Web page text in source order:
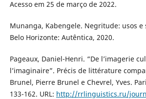
Acesso em 25 de março de 2022.
Munanga, Kabengele. Negritude: usos e
Belo Horizonte: Autêntica, 2020.
Pageaux, Daniel-Henri. “De l’imagerie
l’imaginaire”. Précis de littérature
Brunel, Pierre Brunel e Chevrel, Yves.
133-162. URL: http://rrlinguistics.ru/